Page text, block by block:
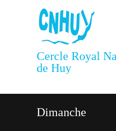
Cercle Royal
de Huy
Dimanche